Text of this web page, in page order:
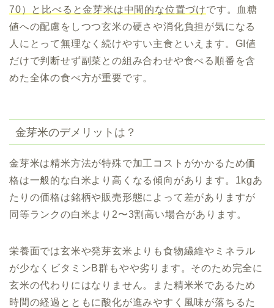
70）と比べると金芽米は中間的な位置づけです。血糖
値への配慮をしつつ玄米の硬さや消化負担が気になる
人にとって無理なく続けやすい主食といえます。GI値
だけで判断せず副菜との組み合わせや食べる順番を含
めた全体の食べ方が重要です。
金芽米のデメリットは？
金芽米は精米方法が特殊で加工コストがかかるため価
格は一般的な白米より高くなる傾向があります。1kgあ
たりの価格は銘柄や販売形態によって差がありますが
同等ランクの白米より2〜3割高い場合があります。
栄養面では玄米や発芽玄米よりも食物繊維やミネラル
が少なくビタミンB群もやや劣ります。そのため完全に
玄米の代わりにはなりません。また精米米であるため
時間の経過とともに酸化が進みやすく風味が落ちるた